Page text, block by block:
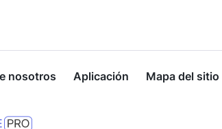
nosotros Aplicación Mapa del sitio